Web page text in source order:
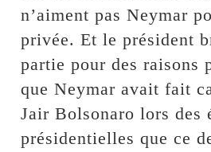
n’aiment pas Neymar
privée. Et le président
partie pour des raisons
que Neymar avait fait
Jair Bolsonaro lors des
présidentielles que ce